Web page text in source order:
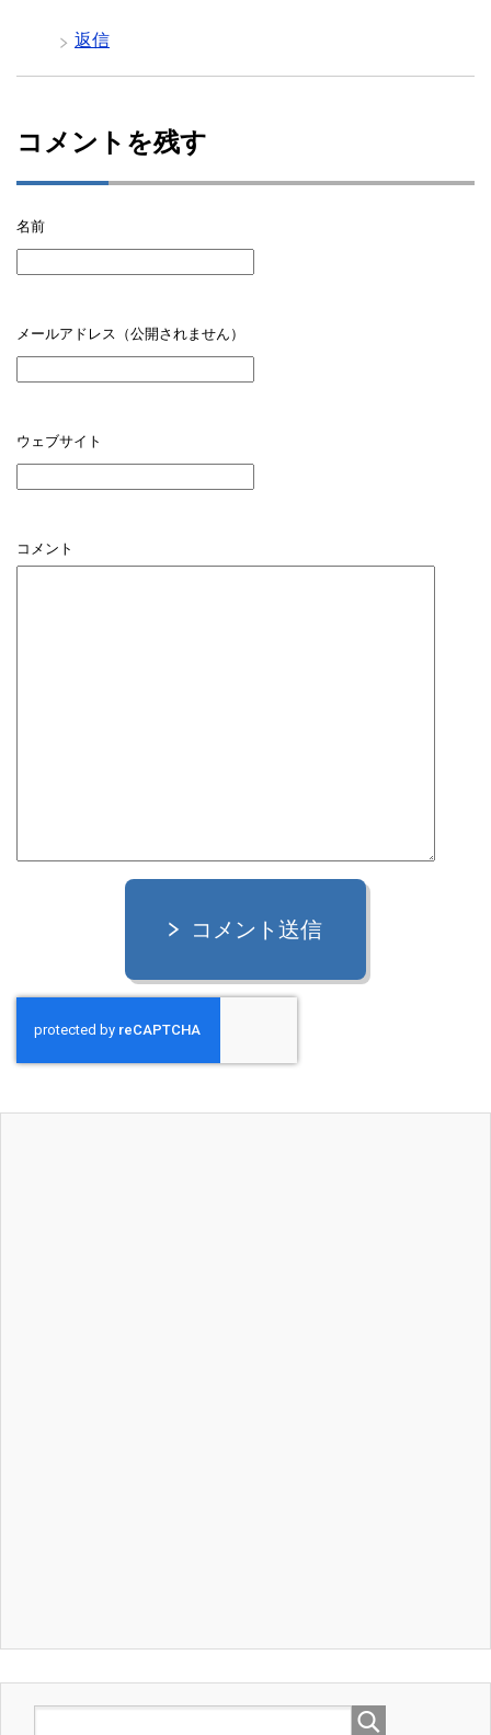
返信
コメントを残す
名前
メールアドレス（公開されません）
ウェブサイト
コメント
コメント送信